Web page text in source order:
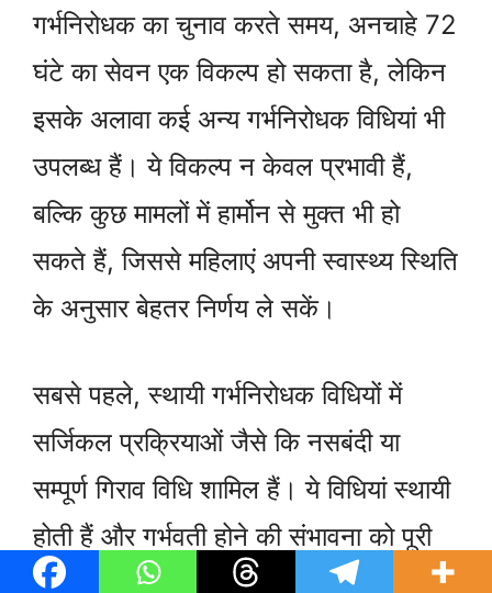
गर्भनिरोधक का चुनाव करते समय, अनचाहे 72
घंटे का सेवन एक विकल्प हो सकता है, लेकिन
इसके अलावा कई अन्य गर्भनिरोधक विधियां भी
उपलब्ध हैं। ये विकल्प न केवल प्रभावी हैं,
बल्कि कुछ मामलों में हार्मोन से मुक्त भी हो
सकते हैं, जिससे महिलाएं अपनी स्वास्थ्य स्थिति
के अनुसार बेहतर निर्णय ले सकें।
सबसे पहले, स्थायी गर्भनिरोधक विधियों में
सर्जिकल प्रक्रियाओं जैसे कि नसबंदी या
सम्पूर्ण गिराव विधि शामिल हैं। ये विधियां स्थायी
होती हैं और गर्भवती होने की संभावना को पूरी
तरह समाप्त करती हैं। हालांकि, ये विकल्प तब